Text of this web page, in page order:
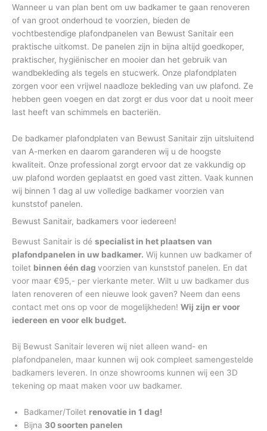
Wanneer u van plan bent om uw badkamer te gaan renoveren
of van groot onderhoud te voorzien, bieden de
vochtbestendige plafondpanelen van Bewust Sanitair een
praktische uitkomst. De panelen zijn in bijna altijd goedkoper,
praktischer, hygiënischer en mooier dan het gebruik van
wandbekleding als tegels en stucwerk. Onze plafondplaten
zorgen voor een vrijwel naadloze bekleding van uw plafond. Ze
hebben geen voegen en dat zorgt er dus voor dat u nooit meer
last heeft van schimmels en bacteriën.
De badkamer plafondplaten van Bewust Sanitair zijn uitsluitend
van A-merken en daarom garanderen wij u de hoogste
kwaliteit. Onze professional zorgt ervoor dat ze vakkundig op
uw plafond worden geplaatst en goed vast zitten. Vaak kunnen
wij binnen 1 dag al uw volledige badkamer voorzien van
kunststof panelen.
Bewust Sanitair, badkamers voor iedereen!
Bewust Sanitair is dé specialist in het plaatsen van
plafondpanelen in uw badkamer. Wij kunnen uw badkamer of
toilet binnen één dag voorzien van kunststof panelen. En dat
voor maar €95,- per vierkante meter. Wilt u uw badkamer dus
laten renoveren of een nieuwe look gaven? Neem dan eens
contact met ons op voor de mogelijkheden! Wij zijn er voor
iedereen en voor elk budget.
Bij Bewust Sanitair leveren wij niet alleen wand- en
plafondpanelen, maar kunnen wij ook compleet samengestelde
badkamers leveren. In onze showrooms kunnen wij een 3D
tekening op maat maken voor uw badkamer.
Badkamer/Toilet renovatie in 1 dag!
Bijna 30 soorten panelen